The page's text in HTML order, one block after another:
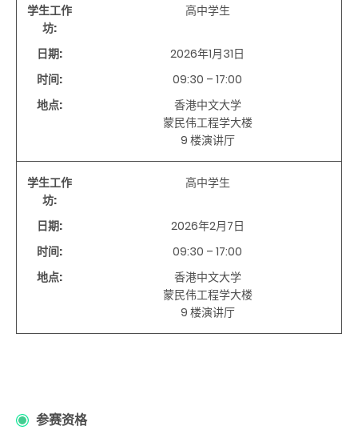
学生工作
坊:
高中学生
日期:
2026年1月31日
时间:
09:30 – 17:00
地点:
香港中文大学
蒙民伟工程学大楼
9 楼演讲厅
学生工作
坊:
高中学生
日期:
2026年2月7日
时间:
09:30 – 17:00
地点:
香港中文大学
蒙民伟工程学大楼
9 楼演讲厅
参赛资格